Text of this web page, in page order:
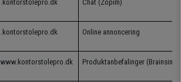
. kontorstolepro.dk Chat (Zopim)
. kontorstolepro.dk Online annoncering
www.kontorstolepro.dk Produktanbefalinger (Brainsins)